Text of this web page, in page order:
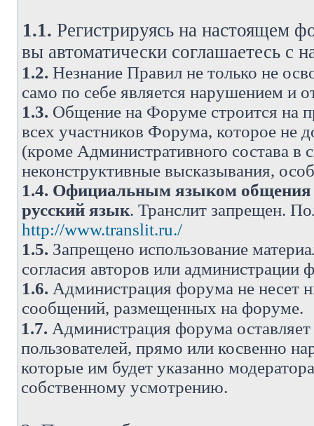
1.1. Регистрируясь на настоящем
вы автоматически соглашаетесь
1.2. Незнание Правил не только не
само по себе является нарушением и
1.3. Общение на Форуме строится на
всех участников Форума, которое не
(кроме Административного состава в
неконструктивные высказывания,
1.4. Официальным языком общения
русский язык. Транслит запрещен.
http://www.translit.ru./
1.5. Запрещено использование
согласия авторов или администрации
1.6. Администрация форума не несет
сообщений, размещенных на форуме.
1.7. Администрация форума
пользователей, прямо или косвенно
которые им будет указанно
собственному усмотрению.